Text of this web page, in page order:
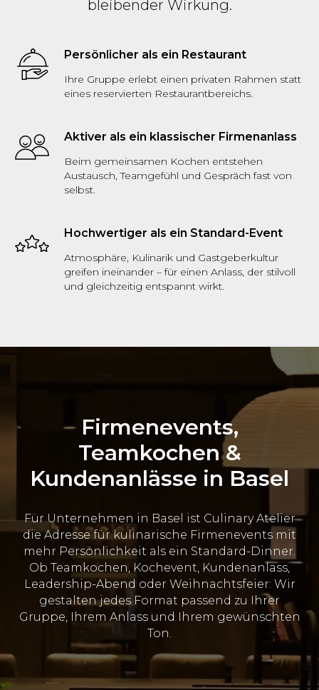
bleibender Wirkung.
Persönlicher als ein Restaurant
Ihre Gruppe erlebt einen privaten Rahmen statt
eines reservierten Restaurantbereichs.
Aktiver als ein klassischer Firmenanlass
Beim gemeinsamen Kochen entstehen
Austausch, Teamgefühl und Gespräch fast von
selbst.
Hochwertiger als ein Standard-Event
Atmosphäre, Kulinarik und Gastgeberkultur
greifen ineinander – für einen Anlass, der stilvoll
und gleichzeitig entspannt wirkt.
Firmenevents,
Teamkochen &
Kundenanlässe in Basel
Für Unternehmen in Basel ist Culinary Atelier
die Adresse für kulinarische Firmenevents mit
mehr Persönlichkeit als ein Standard-Dinner.
Ob Teamkochen, Kochevent, Kundenanlass,
Leadership-Abend oder Weihnachtsfeier: Wir
gestalten jedes Format passend zu Ihrer
Gruppe, Ihrem Anlass und Ihrem gewünschten
Ton.